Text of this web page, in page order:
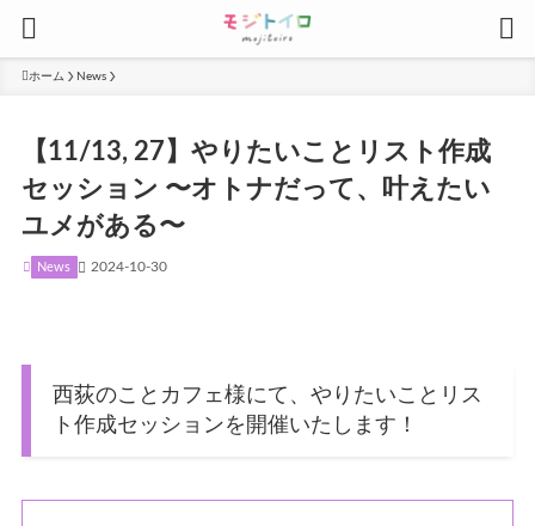
ホーム News
【11/13, 27】やりたいことリスト作成
セッション 〜オトナだって、叶えたい
ユメがある〜
News 2024-10-30
西荻のことカフェ様にて、やりたいことリス
ト作成セッションを開催いたします！